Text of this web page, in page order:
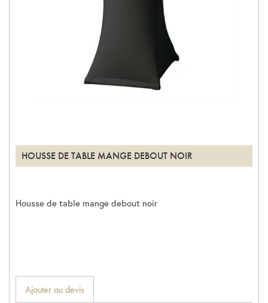
HOUSSE DE TABLE MANGE DEBOUT NOIR
Housse de table mange debout noir
Ajouter au devis